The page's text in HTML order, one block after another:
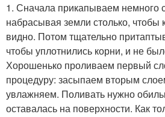
1. Сначала прикапываем немного
набрасывая земли столько, чтобы
видно. Потом тщательно
чтобы уплотнились корни, и не
Хорошенько проливаем первый
процедуру: засыпаем вторым
увлажняем. Поливать нужно
оставалась на поверхности. Как